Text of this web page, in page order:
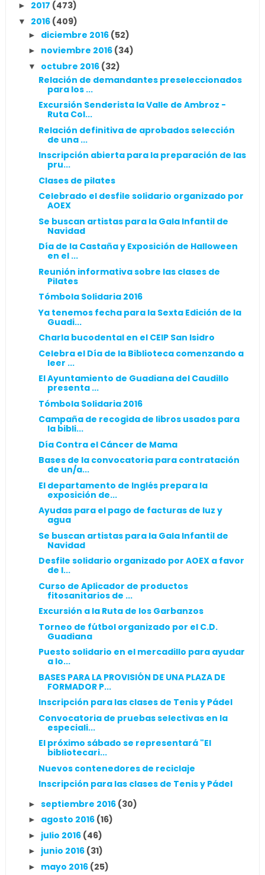
► 2017 (473)
▼ 2016 (409)
► diciembre 2016 (52)
► noviembre 2016 (34)
▼ octubre 2016 (32)
Relación de demandantes preseleccionados
para los ...
Excursión Senderista la Valle de Ambroz -
Ruta Col...
Relación definitiva de aprobados selección
de una ...
Inscripción abierta para la preparación de las
pru...
Clases de pilates
Celebrado el desfile solidario organizado por
AOEX
Se buscan artistas para la Gala Infantil de
Navidad
Día de la Castaña y Exposición de Halloween
en el ...
Reunión informativa sobre las clases de
Pilates
Tómbola Solidaria 2016
Ya tenemos fecha para la Sexta Edición de la
Guadi...
Charla bucodental en el CEIP San Isidro
Celebra el Día de la Biblioteca comenzando a
leer ...
El Ayuntamiento de Guadiana del Caudillo
presenta ...
Tómbola Solidaria 2016
Campaña de recogida de libros usados para
la bibli...
Día Contra el Cáncer de Mama
Bases de la convocatoria para contratación
de un/a...
El departamento de Inglés prepara la
exposición de...
Ayudas para el pago de facturas de luz y
agua
Se buscan artistas para la Gala Infantil de
Navidad
Desfile solidario organizado por AOEX a favor
de l...
Curso de Aplicador de productos
fitosanitarios de ...
Excursión a la Ruta de los Garbanzos
Torneo de fútbol organizado por el C.D.
Guadiana
Puesto solidario en el mercadillo para ayudar
a lo...
BASES PARA LA PROVISIÓN DE UNA PLAZA DE
FORMADOR P...
Inscripción para las clases de Tenis y Pádel
Convocatoria de pruebas selectivas en la
especiali...
El próximo sábado se representará "El
bibliotecari...
Nuevos contenedores de reciclaje
Inscripción para las clases de Tenis y Pádel
► septiembre 2016 (30)
► agosto 2016 (16)
► julio 2016 (46)
► junio 2016 (31)
► mayo 2016 (25)